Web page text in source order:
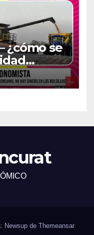
¿cómo se
Newsup de Themeansar